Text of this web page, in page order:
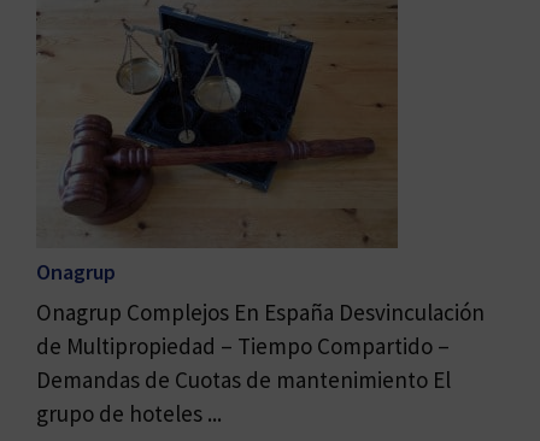
Onagrup
Onagrup Complejos En España Desvinculación
de Multipropiedad – Tiempo Compartido –
Demandas de Cuotas de mantenimiento El
grupo de hoteles ...